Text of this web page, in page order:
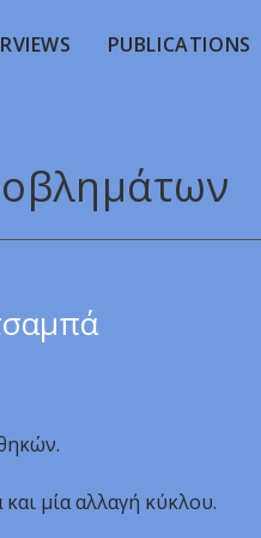
PUBLICATIONS
μία αλλαγή κύκλου.